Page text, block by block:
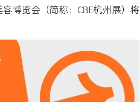
容博览会 （简称：CBE杭州展）将